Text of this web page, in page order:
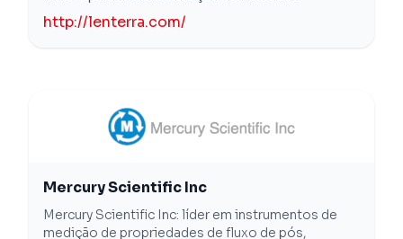
http://lenterra.com/
Mercury Scientific Inc
Mercury Scientific Inc: líder em instrumentos de
medição de propriedades de fluxo de pós,